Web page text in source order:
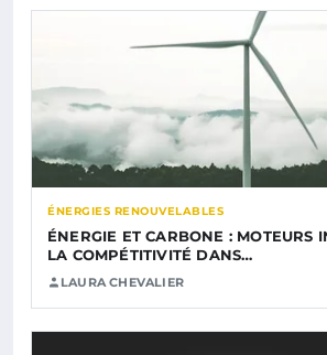
ÉNERGIES RENOUVELABLES
ÉNERGIE ET CARBONE : MOTEURS
LA COMPÉTITIVITÉ DANS…
LAURA CHEVALIER